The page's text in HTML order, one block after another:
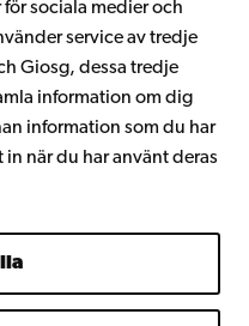
sociala medier och
service av tredje
Giosg, dessa tredje
information om dig
information som du har
när du har använt deras
Blog Snapchat